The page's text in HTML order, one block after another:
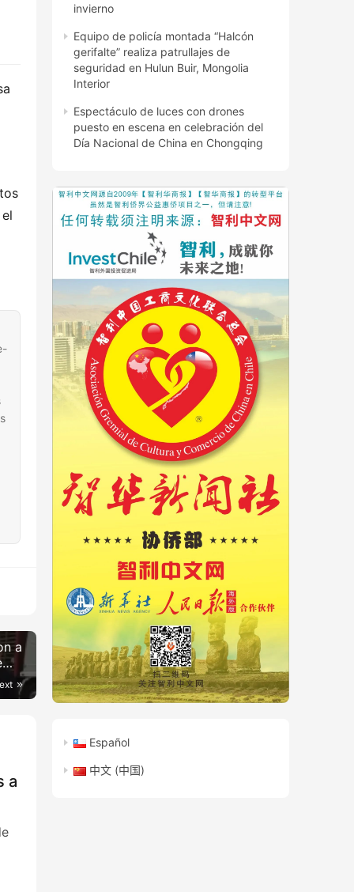
a
a
invierno
Equipo de policía montada “Halcón
gerifalte” realiza patrullajes de
seguridad en Hulun Buir, Mongolia
Interior
Espectáculo de luces con drones
puesto en escena en celebración del
Día Nacional de China en Chongqing
Español
中文 (中国)